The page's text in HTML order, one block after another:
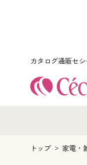
カタログ通販セ
トップ 家電・